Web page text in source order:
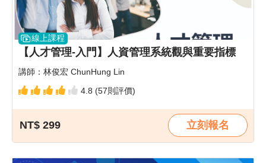
線上課程
【人才管理-入門】人資管理系統觀與重要指標
講師：林俊宏 ChunHung Lin
4.8 (57則評價)
NT$ 299 立刻報名